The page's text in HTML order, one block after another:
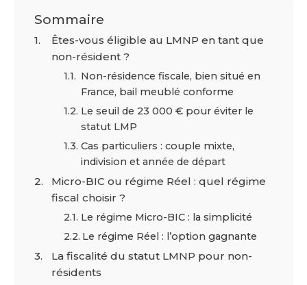
Sommaire
Êtes-vous éligible au LMNP en tant que
non-résident ?
Non-résidence fiscale, bien situé en
France, bail meublé conforme
Le seuil de 23 000 € pour éviter le
statut LMP
Cas particuliers : couple mixte,
indivision et année de départ
Micro-BIC ou régime Réel : quel régime
fiscal choisir ?
Le régime Micro-BIC : la simplicité
Le régime Réel : l’option gagnante
La fiscalité du statut LMNP pour non-
résidents